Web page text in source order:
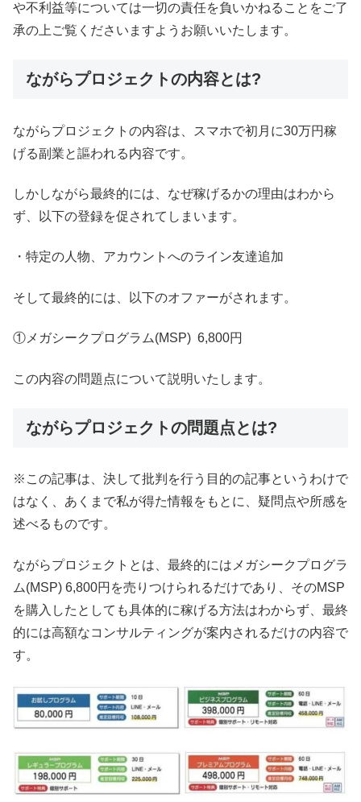
や不利益等については一切の責任を負いかねることをご了
承の上ご覧くださいますようお願いいたします。
ながらプロジェクトの内容とは?
ながらプロジェクトの内容は、スマホで初月に30万円稼
げる副業と謳われる内容です。
しかしながら最終的には、なぜ稼げるかの理由はわから
ず、以下の登録を促されてしまいます。
・特定の人物、アカウントへのライン友達追加
そして最終的には、以下のオファーがされます。
①メガシークプログラム(MSP) 6,800円
この内容の問題点について説明いたします。
ながらプロジェクトの問題点とは?
※この記事は、決して批判を行う目的の記事というわけで
はなく、あくまで私が得た情報をもとに、疑問点や所感を
述べるものです。
ながらプロジェクトとは、最終的にはメガシークプログラ
ム(MSP) 6,800円を売りつけられるだけであり、そのMSP
を購入したとしても具体的に稼げる方法はわからず、最終
的には高額なコンサルティングが案内されるだけの内容で
す。